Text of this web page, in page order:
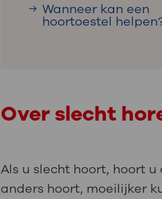
Wanneer kan een
hoortoestel
Over slecht
Als u slecht hoort, hoort
anders hoort, moeilijker